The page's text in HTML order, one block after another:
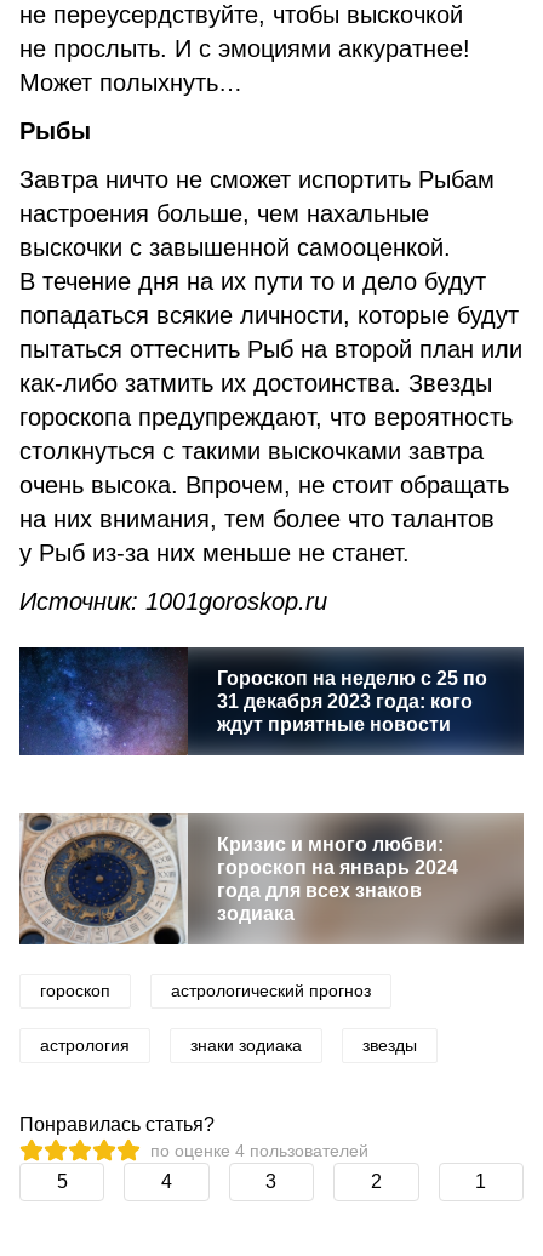
не переусердствуйте, чтобы выскочкой
не прослыть. И с эмоциями аккуратнее!
Может полыхнуть…
Рыбы
Завтра ничто не сможет испортить Рыбам
настроения больше, чем нахальные
выскочки с завышенной самооценкой.
В течение дня на их пути то и дело будут
попадаться всякие личности, которые будут
пытаться оттеснить Рыб на второй план или
как-либо затмить их достоинства. Звезды
гороскопа предупреждают, что вероятность
столкнуться с такими выскочками завтра
очень высока. Впрочем, не стоит обращать
на них внимания, тем более что талантов
у Рыб из-за них меньше не станет.
Источник: 1001goroskop.ru
Гороскоп на неделю с 25 по
31 декабря 2023 года: кого
ждут приятные новости
Кризис и много любви:
гороскоп на январь 2024
года для всех знаков
зодиака
гороскоп астрологический прогноз
астрология знаки зодиака звезды
Понравилась статья?
по оценке 4 пользователей
5 4 3 2 1